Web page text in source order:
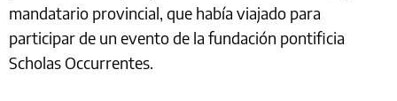
mandatario provincial, que había viajado para
participar de un evento de la fundación pontificia
Scholas Occurrentes.